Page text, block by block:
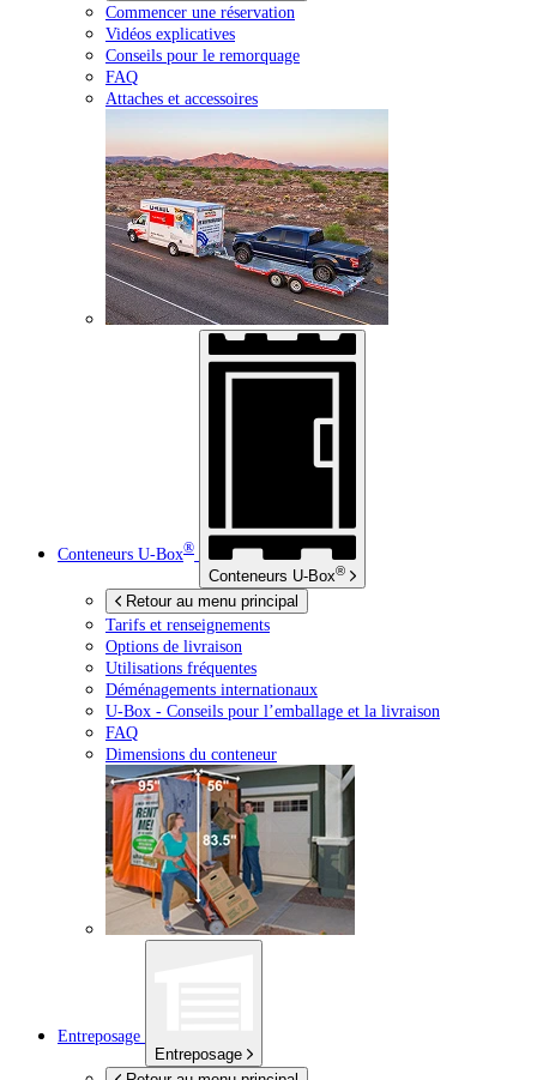
Commencer une réservation
Vidéos explicatives
Conseils pour le remorquage
FAQ
Attaches et accessoires
Conteneurs U-Box®
Conteneurs U-Box®
Retour au menu principal
Tarifs et renseignements
Options de livraison
Utilisations fréquentes
Déménagements internationaux
U-Box - Conseils pour l’emballage et la livraison
FAQ
Dimensions du conteneur
Entreposage
Entreposage